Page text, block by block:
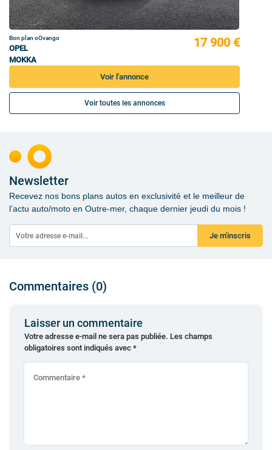
Bon plan oOvango
OPEL
MOKKA
17 900 €
Voir l'annonce
Voir toutes les annonces
Newsletter
Recevez nos bons plans autos en exclusivité et le meilleur de
l’actu auto/moto en Outre-mer, chaque dernier jeudi du mois !
Je m'inscris
Commentaires (0)
Laisser un commentaire
Votre adresse e-mail ne sera pas publiée. Les champs
obligatoires sont indiqués avec *